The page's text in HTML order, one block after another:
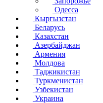
Одесса
Кыргызстан
Беларусь
Казахстан
Азербайджан
Армения
Молдова
Таджикистан
Туркменистан
Узбекистан
Украина